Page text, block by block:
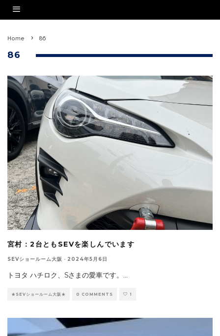
Home 86
86
宮村：2台ともSEVを楽しんでいます
SEVショールーム大阪 · 2024年5月6日
トヨタ ハチロク、Sさまの愛車です。
★SEVショールーム大阪★ 0 COMMENTS 1